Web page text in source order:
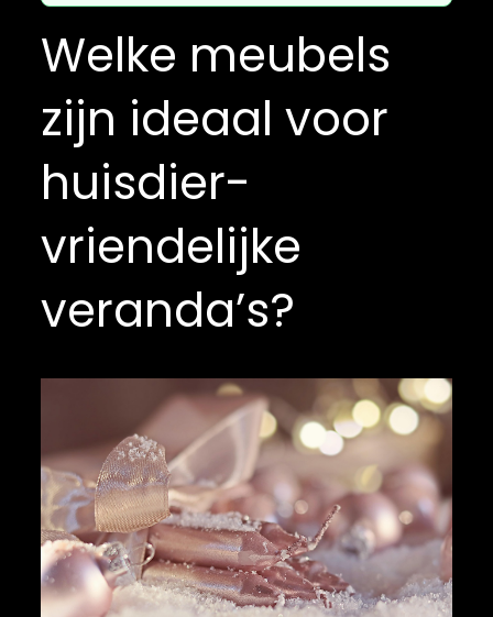
Welke meubels
zijn ideaal voor
huisdier-
vriendelijke
veranda’s?